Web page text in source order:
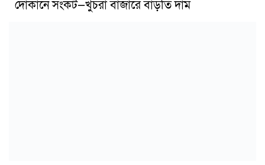
দোকানে সংকট—খুচরা বাজারে বাড়তি দাম